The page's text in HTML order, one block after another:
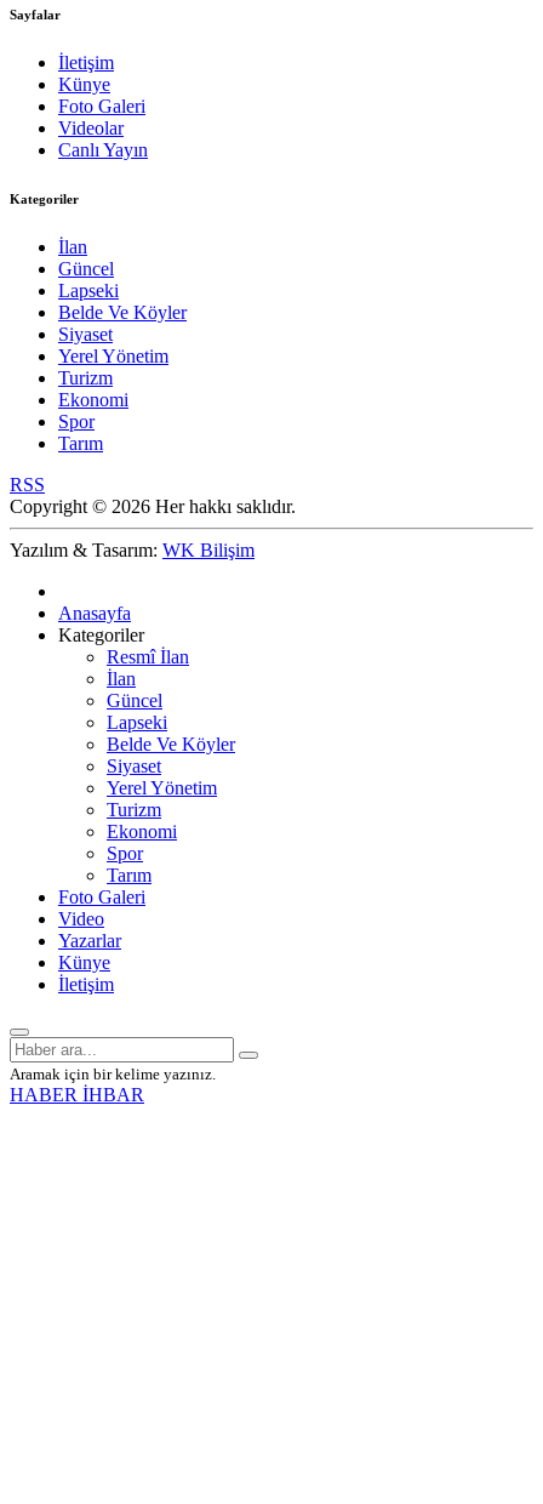
Sayfalar
İletişim
Künye
Foto Galeri
Videolar
Canlı Yayın
Kategoriler
İlan
Güncel
Lapseki
Belde Ve Köyler
Siyaset
Yerel Yönetim
Turizm
Ekonomi
Spor
Tarım
RSS
Copyright © 2026 Her hakkı saklıdır.
Yazılım & Tasarım: WK Bilişim
Anasayfa
Kategoriler
Resmî İlan
İlan
Güncel
Lapseki
Belde Ve Köyler
Siyaset
Yerel Yönetim
Turizm
Ekonomi
Spor
Tarım
Foto Galeri
Video
Yazarlar
Künye
İletişim
Aramak için bir kelime yazınız.
HABER İHBAR